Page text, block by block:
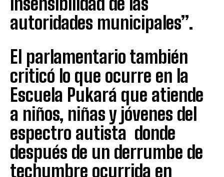
autoridades municipales”.
El parlamentario también
criticó lo que ocurre en la
Escuela Pukará que atiende
a niños, niñas y jóvenes del
espectro autista donde
después de un derrumbe de
techumbre ocurrida en